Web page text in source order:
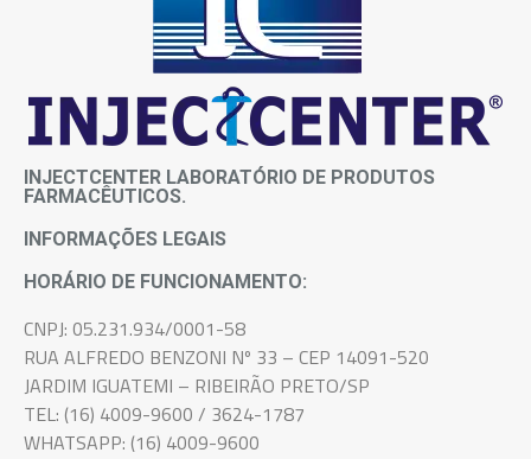
INJECTCENTER LABORATÓRIO DE PRODUTOS
FARMACÊUTICOS.
INFORMAÇÕES LEGAIS
HORÁRIO DE FUNCIONAMENTO:
CNPJ: 05.231.934/0001-58
RUA ALFREDO BENZONI Nº 33 – CEP 14091-520
JARDIM IGUATEMI – RIBEIRÃO PRETO/SP
TEL: (16) 4009-9600 / 3624-1787
WHATSAPP: (16) 4009-9600